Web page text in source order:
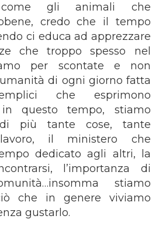
gli animali che
credo che il tempo
ci educa ad apprezzare
che troppo spesso nel
per scontate e non
di ogni giorno fatta
che esprimono
questo tempo, stiamo
di più tante cose, tante
il ministero che
dedicato agli altri, la
l’importanza di
stiamo
che in genere viviamo
gustarlo.